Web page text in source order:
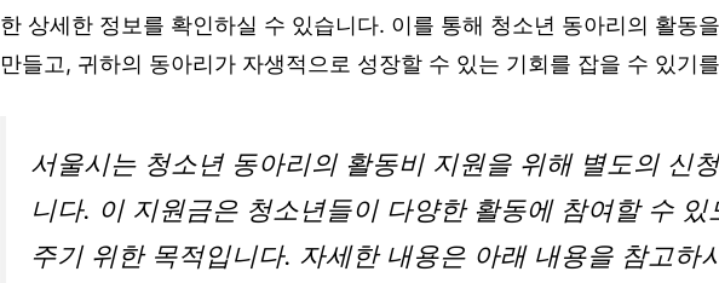
한 상세한 정보를 확인하실 수 있습니다. 이를 통해 청소년 동아리의 활동
만들고, 귀하의 동아리가 자생적으로 성장할 수 있는 기회를 잡을 수 있기
서울시는 청소년 동아리의 활동비 지원을 위해 별도의 신
니다. 이 지원금은 청소년들이 다양한 활동에 참여할 수 있
주기 위한 목적입니다. 자세한 내용은 아래 내용을 참고하